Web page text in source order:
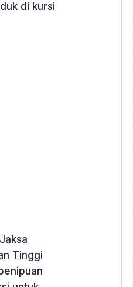
di kursi
Tinggi